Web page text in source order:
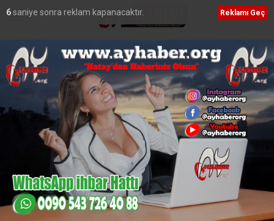
Ana Sayfa› Video Galeri
3. Dünya Savaşı | Özcan
Show
Adnan KİREÇÇİ TÜM YAZILARI
Giriş: 06-04-2020 00:56
Güncelleme: 16-02-2022 03:39
858 Video Galeri
ABONE OL
5saniye sonra reklam kapanacaktır. Reklamı Geç